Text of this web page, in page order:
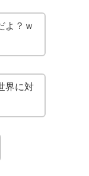
よ？ｗ
界に対